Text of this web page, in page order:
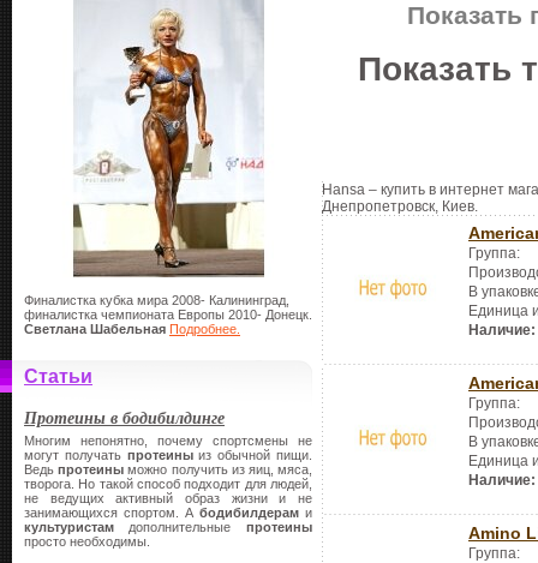
Финалистка кубка мира 2008- Калининград,
финалистка чемпионата Европы 2010- Донецк.
Светлана Шабельная Подробнее.
Статьи
Протеины в бодибилдинге
Многим непонятно, почему спортсмены не
могут получать протеиныиз обычной пищи.
Ведьпротеины можно получить из яиц, мяса,
творога. Но такой способ подходит для людей,
не ведущих активный образ жизни и не
занимающихся спортом. А бодибилдерам и
культуристам дополнительные протеины
просто необходимы.
Показать
Показать
Hansa – купить в интернет
Днепропетровск, Киев.
Группа:
В
Единица
Наличие:
Группа:
В
Единица
Наличие:
Amino
Группа: